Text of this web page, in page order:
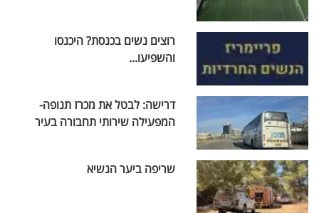
רוצים נשים בכנסת? היכנסו
והשפיעו...
דרישה: לבטל את מכרז תנופה-
המפעילה שירותי תחבורה בעיר
שריפה ביער הנשיא